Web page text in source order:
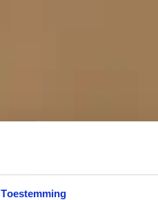
Toestemming